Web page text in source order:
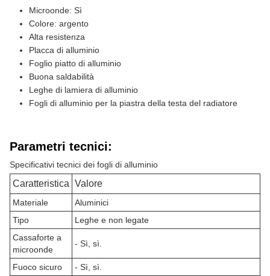
Microonde: Sì
Colore: argento
Alta resistenza
Placca di alluminio
Foglio piatto di alluminio
Buona saldabilità
Leghe di lamiera di alluminio
Fogli di alluminio per la piastra della testa del radiatore
Parametri tecnici:
Specificativi tecnici dei fogli di alluminio
Caratteristica Valore
Materiale
Aluminici
Tipo
Leghe e non legate
Cassaforte a
microonde
- Sì, sì.
Fuoco sicuro
- Sì, sì.